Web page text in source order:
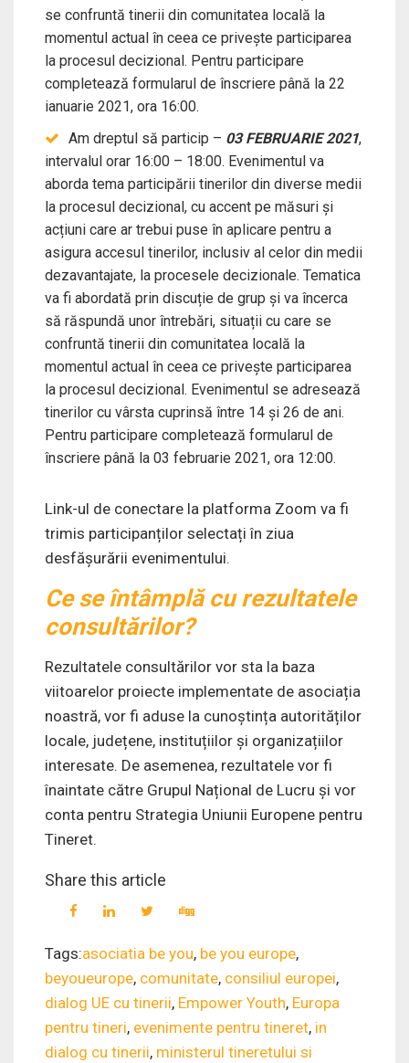
se confruntă tinerii din comunitatea locală la
momentul actual în ceea ce privește participarea
la procesul decizional. Pentru participare
completează formularul de înscriere până la 22
ianuarie 2021, ora 16:00.
Am dreptul să particip – 03 FEBRUARIE 2021,
intervalul orar 16:00 – 18:00. Evenimentul va
aborda tema participării tinerilor din diverse medii
la procesul decizional, cu accent pe măsuri și
acțiuni care ar trebui puse în aplicare pentru a
asigura accesul tinerilor, inclusiv al celor din medii
dezavantajate, la procesele decizionale. Tematica
va fi abordată prin discuție de grup și va încerca
să răspundă unor întrebări, situații cu care se
confruntă tinerii din comunitatea locală la
momentul actual în ceea ce privește participarea
la procesul decizional. Evenimentul se adresează
tinerilor cu vârsta cuprinsă între 14 și 26 de ani.
Pentru participare completează formularul de
înscriere până la 03 februarie 2021, ora 12:00.
Link-ul de conectare la platforma Zoom va fi
trimis participanților selectați în ziua
desfășurării evenimentului.
Ce se întâmplă cu rezultatele
consultărilor?
Rezultatele consultărilor vor sta la baza
viitoarelor proiecte implementate de asociația
noastră, vor fi aduse la cunoștința autorităților
locale, județene, instituțiilor și organizațiilor
interesate. De asemenea, rezultatele vor fi
înaintate către Grupul Național de Lucru și vor
conta pentru Strategia Uniunii Europene pentru
Tineret.
Share this article
Tags:asociatia be you, be you europe,
beyoueurope, comunitate, consiliul europei,
dialog UE cu tinerii, Empower Youth, Europa
pentru tineri, evenimente pentru tineret, in
dialog cu tinerii, ministerul tineretului si